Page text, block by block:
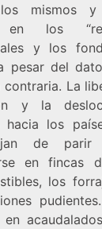
mismos
en los
y los
pesar del
contraria. La
y la
hacia los
de parir
en fincas
los
en